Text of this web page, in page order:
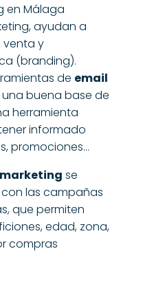
en Málaga
ayudan a
venta y
(branding).
de email
buena base de
herramienta
informado
promociones…
se
las campañas
que permiten
edad, zona,
compras